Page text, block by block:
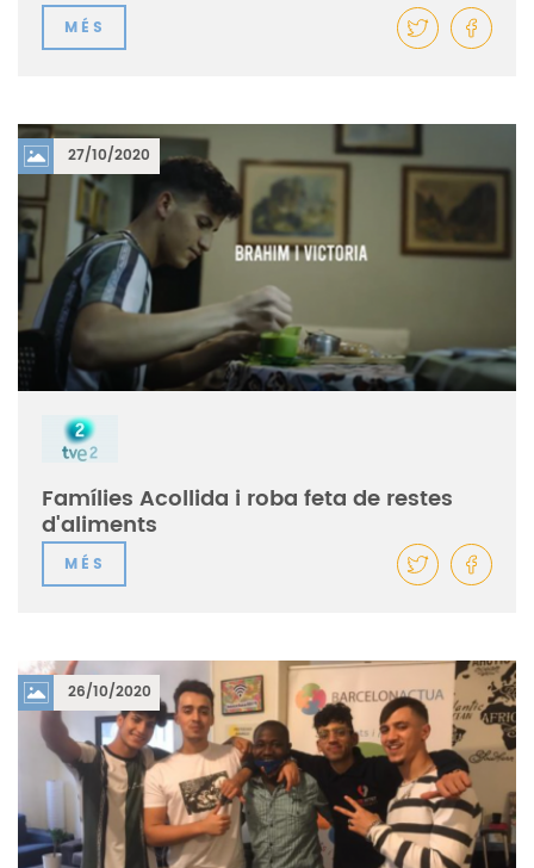
MÉS
27/10/2020
Famílies Acollida i roba feta de restes
d'aliments
MÉS
26/10/2020